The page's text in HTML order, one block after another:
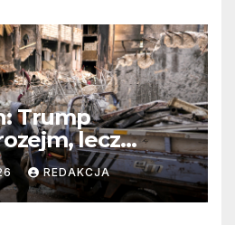
Trump
lecz
zakończenia
REDAKCJA